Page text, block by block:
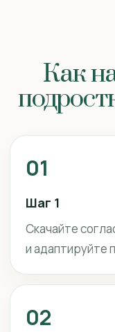
Как
01
Шаг 1
Скачайте
и адаптируйте
02